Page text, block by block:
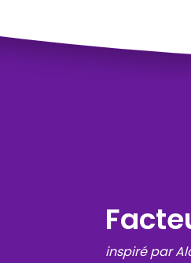
inspiré par